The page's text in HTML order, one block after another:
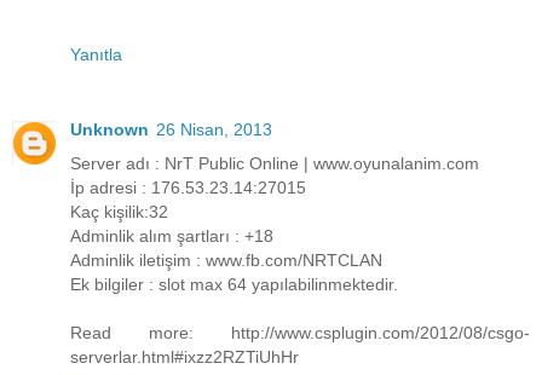
Yanıtla
Unknown 26 Nisan, 2013
Server adı : NrT Public Online | www.oyunalanim.com
İp adresi : 176.53.23.14:27015
Kaç kişilik:32
Adminlik alım şartları : +18
Adminlik iletişim : www.fb.com/NRTCLAN
Ek bilgiler : slot max 64 yapılabilinmektedir.
Read more: http://www.csplugin.com/2012/08/csgo-
serverlar.html#ixzz2RZTiUhHr